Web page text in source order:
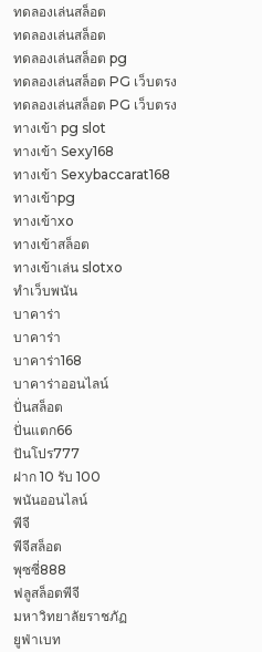
ทดลองเล่นสล็อต
ทดลองเล่นสล็อต
ทดลองเล่นสล็อต pg
ทดลองเล่นสล็อต PG เว็บตรง
ทดลองเล่นสล็อต PG เว็บตรง
ทางเข้า pg slot
ทางเข้า Sexy168
ทางเข้า Sexybaccarat168
ทางเข้าpg
ทางเข้าxo
ทางเข้าสล็อต
ทางเข้าเล่น slotxo
ทำเว็บพนัน
บาคาร่า
บาคาร่า
บาคาร่า168
บาคาร่าออนไลน์
ปั่นสล็อต
ปั่นแตก66
ปันโปร777
ฝาก 10 รับ 100
พนันออนไลน์
พีจี
พีจีสล็อต
พุซซี่888
ฟลูสล็อตพีจี
มหาวิทยาลัยราชภัฏ
ยูฟ่าเบท